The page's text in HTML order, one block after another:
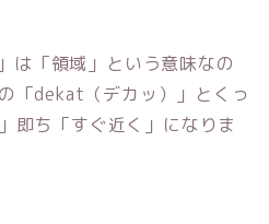
は「領域」という意味なの
「dekat（デカッ）」とくっ
即ち「すぐ近く」になりま